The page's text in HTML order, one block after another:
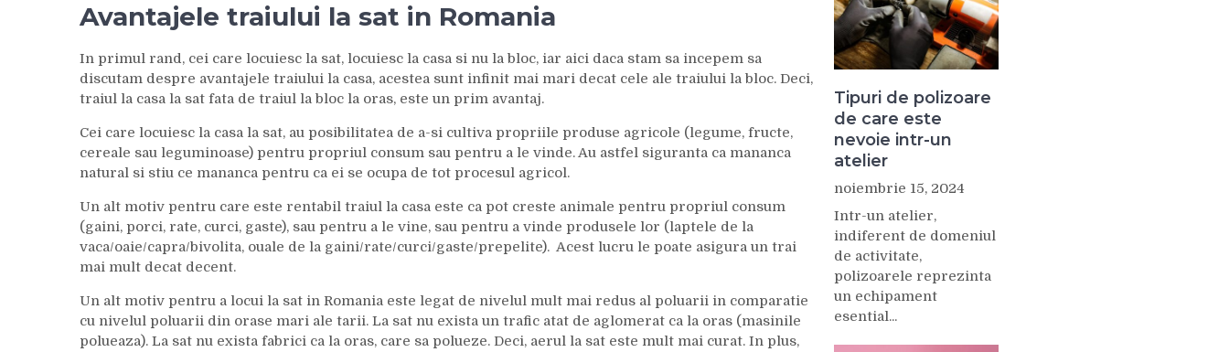
Avantajele traiului la sat in Romania
In primul rand, cei care locuiesc la sat, locuiesc la casa si nu la bloc, iar aici daca stam sa incepem sa
discutam despre avantajele traiului la casa, acestea sunt infinit mai mari decat cele ale traiului la bloc. Deci,
traiul la casa la sat fata de traiul la bloc la oras, este un prim avantaj.
Cei care locuiesc la casa la sat, au posibilitatea de a-si cultiva propriile produse agricole (legume, fructe,
cereale sau leguminoase) pentru propriul consum sau pentru a le vinde. Au astfel siguranta ca mananca
natural si stiu ce mananca pentru ca ei se ocupa de tot procesul agricol.
Un alt motiv pentru care este rentabil traiul la casa este ca pot creste animale pentru propriul consum
(gaini, porci, rate, curci, gaste), sau pentru a le vine, sau pentru a vinde produsele lor (laptele de la
vaca/oaie/capra/bivolita, ouale de la gaini/rate/curci/gaste/prepelite). Acest lucru le poate asigura un trai
mai mult decat decent.
Un alt motiv pentru a locui la sat in Romania este legat de nivelul mult mai redus al poluarii in comparatie
cu nivelul poluarii din orase mari ale tarii. La sat nu exista un trafic atat de aglomerat ca la oras (masinile
polueaza). La sat nu exista fabrici ca la oras, care sa polueze. Deci, aerul la sat este mult mai curat. In plus,
Tipuri de polizoare
de care este
nevoie intr-un
atelier
noiembrie 15, 2024
Intr-un atelier,
indiferent de domeniul
de activitate,
polizoarele reprezinta
un echipament
esential...